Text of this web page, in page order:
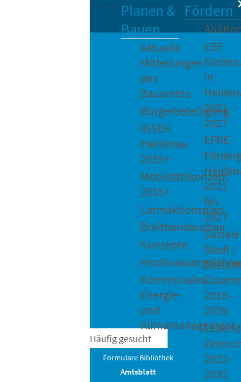
Planen &
Bauen
Aktuelle
Mitteilungen
des
Bauamtes
Bürgerbeteiligung
INSEK
Heidenau
2035+
Mobilitätskonzept
2035+
Lärmaktionsplan
Breitbandausbau
Konzepte
Kommunales
Energie-
und
Klimamanagement
Fördern
ESF
in
2021 -
2027
EFRE-
2021
bis
2027
Soziale
Stadt /
2016 -
2029
2022 -
2032
Häufig gesucht
Formulare Bibliothek
Amtsblatt